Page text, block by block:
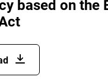
based on the